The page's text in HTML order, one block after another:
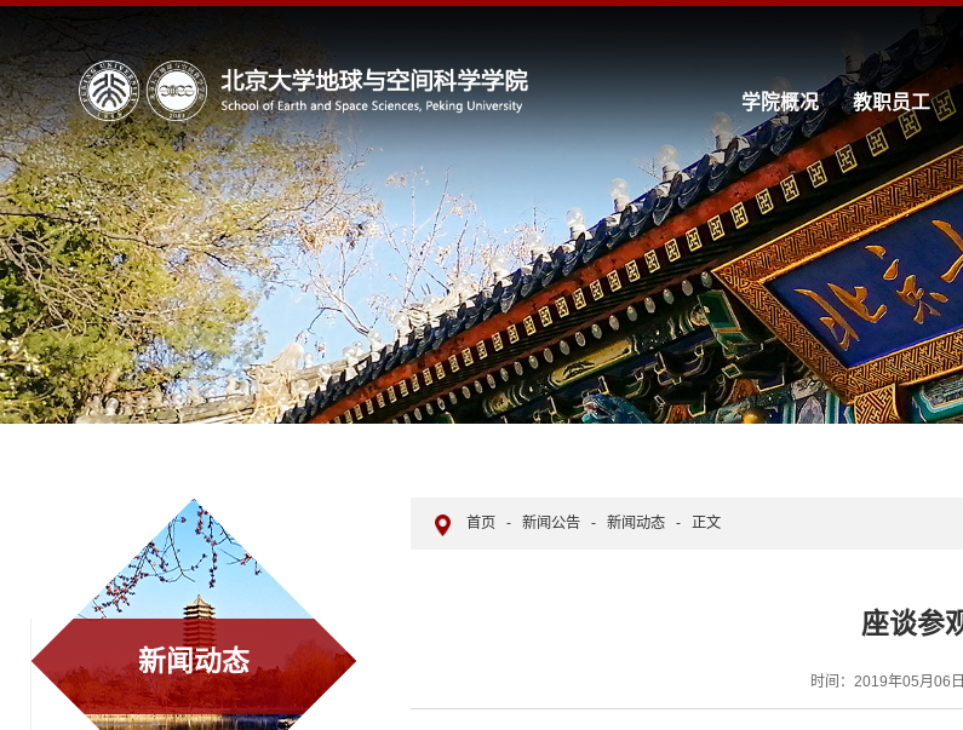
学院概况 教职员工
新闻动态
首页 - 新闻公告 - 新闻动态 - 正文
座谈参
时间：2019年05月06